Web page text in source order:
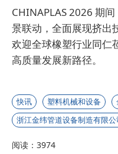
CHINAPLAS 2026 期
景联动，全面展现挤出
欢迎全球橡塑行业同仁
高质量发展新路径。
快讯 塑料机械和设备
浙江金纬管道设备制造有限公
阅读：3974